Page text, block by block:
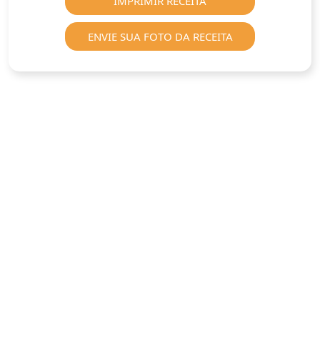
ENVIE SUA FOTO DA RECEITA